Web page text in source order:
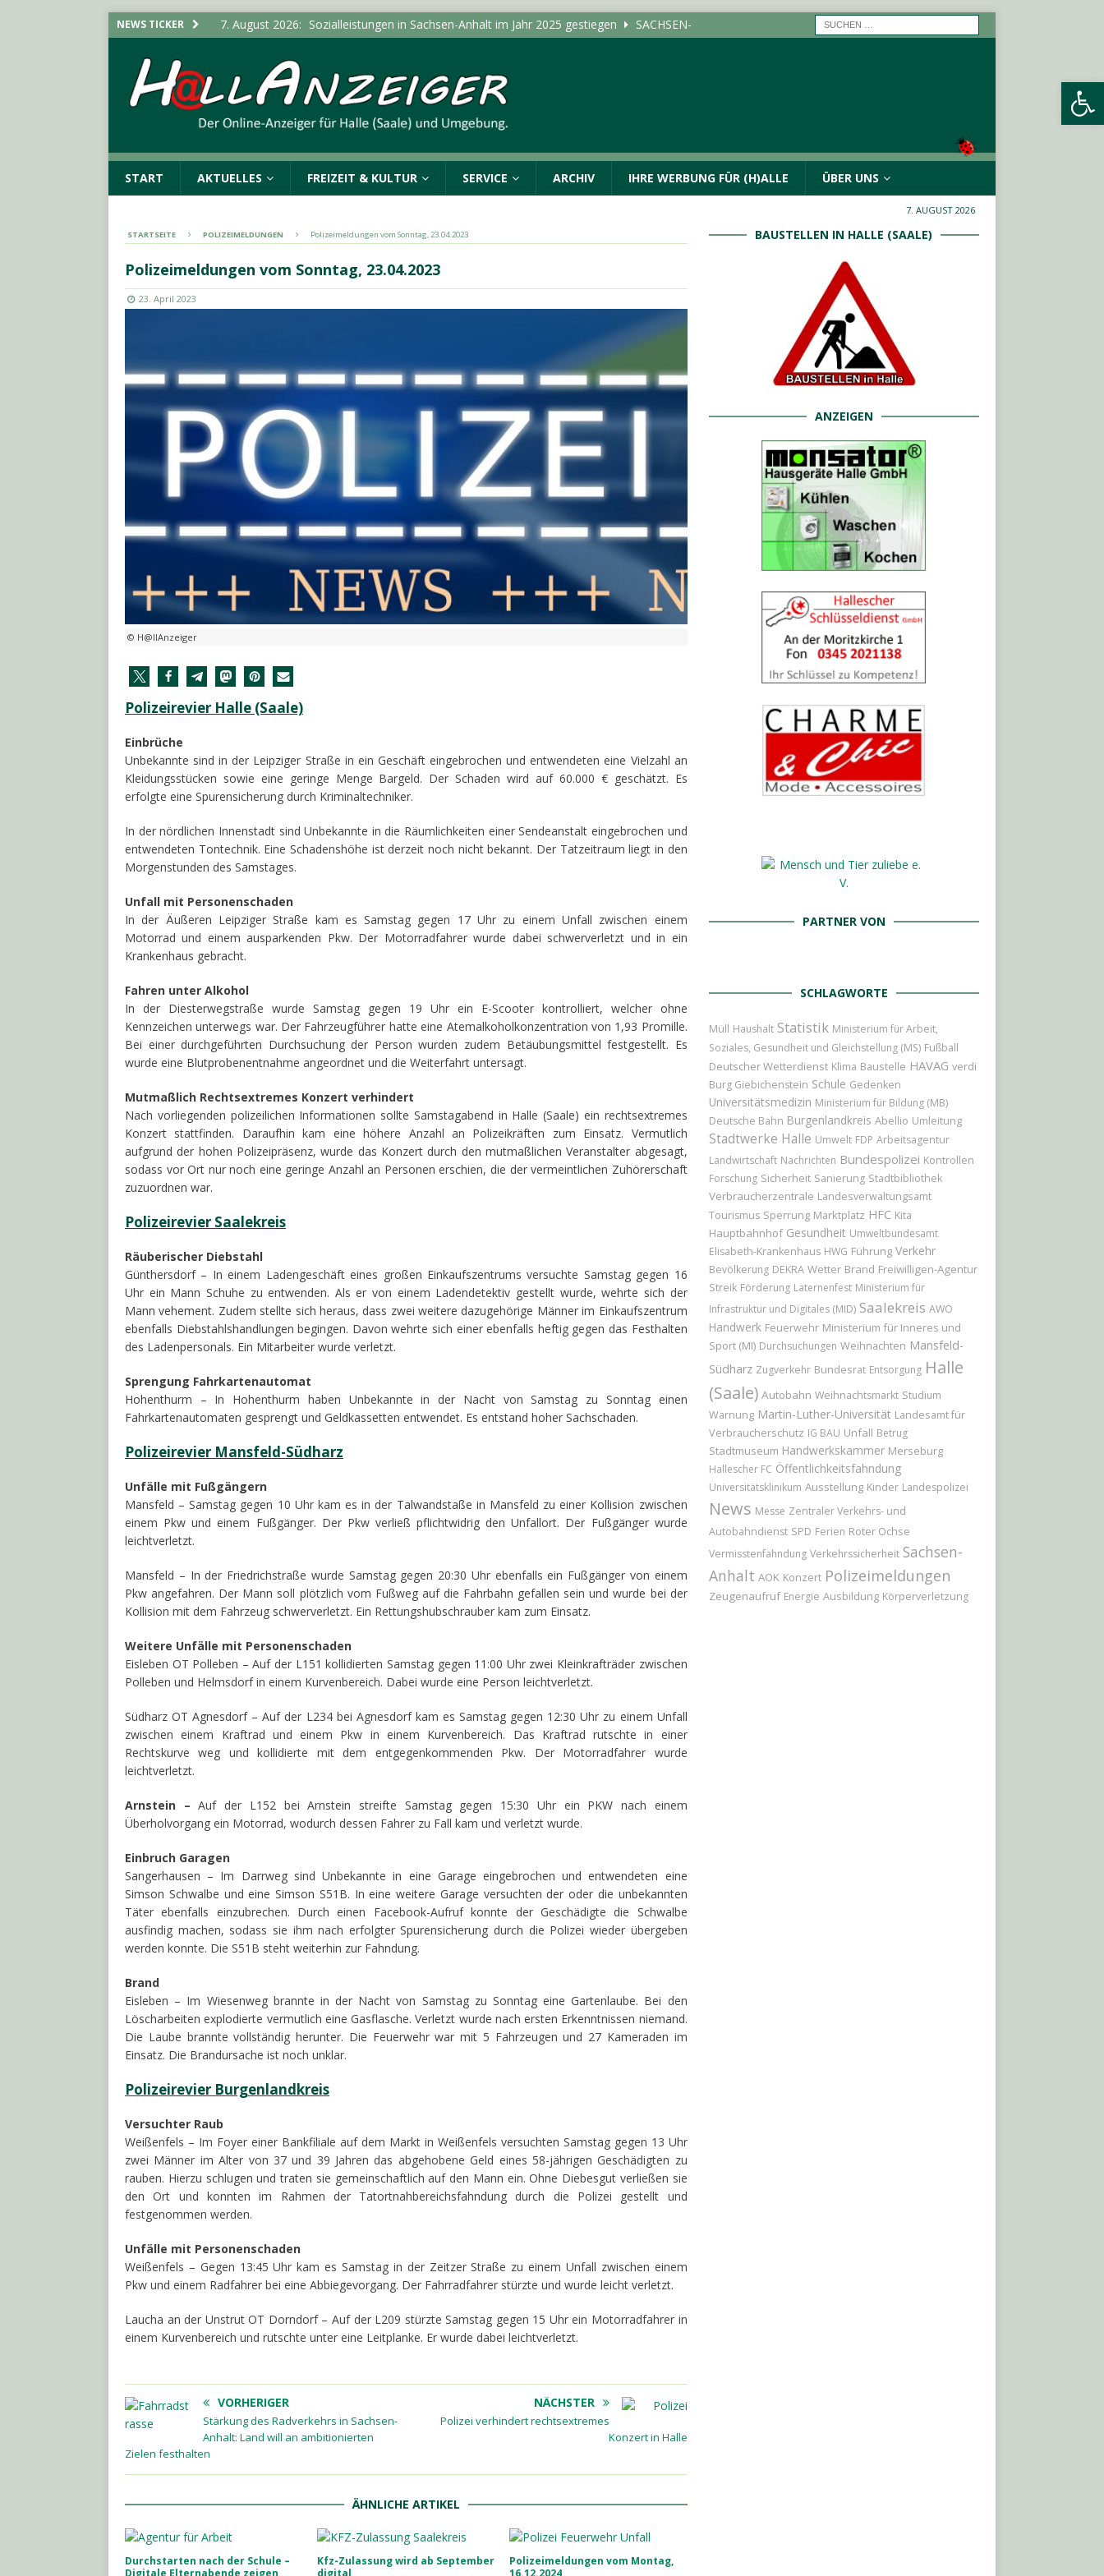
Werkzeugleiste öffnen
NEWS TICKER 7. August 2026: Sozialleistungen in Sachsen-Anhalt im Jahr 2025 gestiegen
SACHSEN-
6. August 2026:
18-Jähriger geschlagen und beraubt
6. August 2026: Hirtenstraße wird wegen der Verlegung von Fernwärmeleitungen
gesperrt
LOKALE NACHRICHTEN - HALLE (SAALE) & UMGEBUNG
POLIZEIMELDUNGEN
7. August 2026: Stadtteilbibliothek Süd lädt Kinder zu Experimenten mit Wasser ein
START AKTUELLES FREIZEIT & KULTUR SERVICE ARCHIV IHRE WERBUNG FÜR (H)ALLE ÜBER UNS
7. AUGUST 2026
STARTSEITE POLIZEIMELDUNGEN Polizeimeldungen vom Sonntag, 23.04.2023
Polizeimeldungen vom Sonntag, 23.04.2023
23. April 2023
© H@llAnzeiger
Polizeirevier Halle (Saale)
Einbrüche
Unbekannte sind in der Leipziger Straße in ein Geschäft eingebrochen und entwendeten eine Vielzahl an
Kleidungsstücken sowie eine geringe Menge Bargeld. Der Schaden wird auf 60.000 € geschätzt. Es
erfolgte eine Spurensicherung durch Kriminaltechniker.
In der nördlichen Innenstadt sind Unbekannte in die Räumlichkeiten einer Sendeanstalt eingebrochen und
entwendeten Tontechnik. Eine Schadenshöhe ist derzeit noch nicht bekannt. Der Tatzeitraum liegt in den
Morgenstunden des Samstages.
Unfall mit Personenschaden
In der Äußeren Leipziger Straße kam es Samstag gegen 17 Uhr zu einem Unfall zwischen einem
Motorrad und einem ausparkenden Pkw. Der Motorradfahrer wurde dabei schwerverletzt und in ein
Krankenhaus gebracht.
Fahren unter Alkohol
In der Diesterwegstraße wurde Samstag gegen 19 Uhr ein E-Scooter kontrolliert, welcher ohne
Kennzeichen unterwegs war. Der Fahrzeugführer hatte eine Atemalkoholkonzentration von 1,93 Promille.
Bei einer durchgeführten Durchsuchung der Person wurden zudem Betäubungsmittel festgestellt. Es
wurde eine Blutprobenentnahme angeordnet und die Weiterfahrt untersagt.
Mutmaßlich Rechtsextremes Konzert verhindert
Nach vorliegenden polizeilichen Informationen sollte Samstagabend in Halle (Saale) ein rechtsextremes
Konzert stattfinden. Daraufhin kam eine höhere Anzahl an Polizeikräften zum Einsatz. Vermutlich
aufgrund der hohen Polizeipräsenz, wurde das Konzert durch den mutmaßlichen Veranstalter abgesagt,
sodass vor Ort nur noch eine geringe Anzahl an Personen erschien, die der vermeintlichen Zuhörerschaft
zuzuordnen war.
Polizeirevier Saalekreis
Räuberischer Diebstahl
Günthersdorf – In einem Ladengeschäft eines großen Einkaufszentrums versuchte Samstag gegen 16
Uhr ein Mann Schuhe zu entwenden. Als er von einem Ladendetektiv gestellt wurde, wehrte sich der
Mann vehement. Zudem stellte sich heraus, dass zwei weitere dazugehörige Männer im Einkaufszentrum
ebenfalls Diebstahlshandlungen begingen. Davon wehrte sich einer ebenfalls heftig gegen das Festhalten
des Ladenpersonals. Ein Mitarbeiter wurde verletzt.
Sprengung Fahrkartenautomat
Hohenthurm – In Hohenthurm haben Unbekannte in der Nacht von Samstag zu Sonntag einen
Fahrkartenautomaten gesprengt und Geldkassetten entwendet. Es entstand hoher Sachschaden.
Polizeirevier Mansfeld-Südharz
Unfälle mit Fußgängern
Mansfeld – Samstag gegen 10 Uhr kam es in der Talwandstaße in Mansfeld zu einer Kollision zwischen
einem Pkw und einem Fußgänger. Der Pkw verließ pflichtwidrig den Unfallort. Der Fußgänger wurde
leichtverletzt.
Mansfeld – In der Friedrichstraße wurde Samstag gegen 20:30 Uhr ebenfalls ein Fußgänger von einem
Pkw angefahren. Der Mann soll plötzlich vom Fußweg auf die Fahrbahn gefallen sein und wurde bei der
Kollision mit dem Fahrzeug schwerverletzt. Ein Rettungshubschrauber kam zum Einsatz.
Weitere Unfälle mit Personenschaden
Eisleben OT Polleben – Auf der L151 kollidierten Samstag gegen 11:00 Uhr zwei Kleinkrafträder zwischen
Polleben und Helmsdorf in einem Kurvenbereich. Dabei wurde eine Person leichtverletzt.
Südharz OT Agnesdorf – Auf der L234 bei Agnesdorf kam es Samstag gegen 12:30 Uhr zu einem Unfall
zwischen einem Kraftrad und einem Pkw in einem Kurvenbereich. Das Kraftrad rutschte in einer
Rechtskurve weg und kollidierte mit dem entgegenkommenden Pkw. Der Motorradfahrer wurde
leichtverletzt.
Arnstein –Auf der L152 bei Arnstein streifte Samstag gegen 15:30 Uhr ein PKW nach einem
Überholvorgang ein Motorrad, wodurch dessen Fahrer zu Fall kam und verletzt wurde.
Einbruch Garagen
Sangerhausen – Im Darrweg sind Unbekannte in eine Garage eingebrochen und entwendeten eine
Simson Schwalbe und eine Simson S51B. In eine weitere Garage versuchten der oder die unbekannten
Täter ebenfalls einzubrechen. Durch einen Facebook-Aufruf konnte der Geschädigte die Schwalbe
ausfindig machen, sodass sie ihm nach erfolgter Spurensicherung durch die Polizei wieder übergeben
werden konnte. Die S51B steht weiterhin zur Fahndung.
Brand
Eisleben – Im Wiesenweg brannte in der Nacht von Samstag zu Sonntag eine Gartenlaube. Bei den
Löscharbeiten explodierte vermutlich eine Gasflasche. Verletzt wurde nach ersten Erkenntnissen niemand.
Die Laube brannte vollständig herunter. Die Feuerwehr war mit 5 Fahrzeugen und 27 Kameraden im
Einsatz. Die Brandursache ist noch unklar.
Polizeirevier Burgenlandkreis
Versuchter Raub
Weißenfels – Im Foyer einer Bankfiliale auf dem Markt in Weißenfels versuchten Samstag gegen 13 Uhr
zwei Männer im Alter von 37 und 39 Jahren das abgehobene Geld eines 58-jährigen Geschädigten zu
rauben. Hierzu schlugen und traten sie gemeinschaftlich auf den Mann ein. Ohne Diebesgut verließen sie
den Ort und konnten im Rahmen der Tatortnahbereichsfahndung durch die Polizei gestellt und
festgenommen werden.
Unfälle mit Personenschaden
Weißenfels – Gegen 13:45 Uhr kam es Samstag in der Zeitzer Straße zu einem Unfall zwischen einem
Pkw und einem Radfahrer bei eine Abbiegevorgang. Der Fahrradfahrer stürzte und wurde leicht verletzt.
Laucha an der Unstrut OT Dorndorf – Auf der L209 stürzte Samstag gegen 15 Uhr ein Motorradfahrer in
einem Kurvenbereich und rutschte unter eine Leitplanke. Er wurde dabei leichtverletzt.
VORHERIGER
Stärkung des Radverkehrs in Sachsen-
Anhalt: Land will an ambitionierten
Zielen festhalten
NÄCHSTER
Polizei verhindert rechtsextremes
Konzert in Halle
ÄHNLICHE ARTIKEL
Durchstarten nach der Schule –
Kfz-Zulassung wird ab September
Polizeimeldungen vom Montag,
BAUSTELLEN IN HALLE (SAALE)
ANZEIGEN
PARTNER VON
SCHLAGWORTE
Müll Haushalt Statistik Ministerium für Arbeit,
Soziales, Gesundheit und Gleichstellung (MS) Fußball
Deutscher Wetterdienst Klima Baustelle HAVAG verdi
Burg Giebichenstein Schule Gedenken
Universitätsmedizin Ministerium für Bildung (MB)
Deutsche Bahn Burgenlandkreis Abellio Umleitung
Stadtwerke Halle Umwelt FDP Arbeitsagentur
Landwirtschaft Nachrichten Bundespolizei Kontrollen
Forschung Sicherheit Sanierung Stadtbibliothek
Verbraucherzentrale Landesverwaltungsamt
Tourismus Sperrung Marktplatz HFC Kita
Hauptbahnhof Gesundheit Umweltbundesamt
Elisabeth-Krankenhaus HWG Führung Verkehr
Bevölkerung DEKRA Wetter Brand Freiwilligen-Agentur
Streik Förderung Laternenfest Ministerium für
Infrastruktur und Digitales (MID) Saalekreis AWO
Handwerk Feuerwehr Ministerium für Inneres und
Sport (MI) Durchsuchungen Weihnachten Mansfeld-
Südharz Zugverkehr Bundesrat Entsorgung Halle
(Saale) Autobahn Weihnachtsmarkt Studium
Warnung Martin-Luther-Universität Landesamt für
Verbraucherschutz IG BAU Unfall Betrug
Stadtmuseum Handwerkskammer Merseburg
Hallescher FC Öffentlichkeitsfahndung
Universitätsklinikum Ausstellung Kinder Landespolizei
News Messe Zentraler Verkehrs- und
Autobahndienst SPD Ferien Roter Ochse
Vermisstenfahndung Verkehrssicherheit Sachsen-
Anhalt AOK Konzert Polizeimeldungen
Zeugenaufruf Energie Ausbildung Körperverletzung